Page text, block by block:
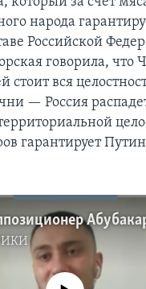
народа
Российской
говорила, что
вся
— Россия
гарантирует
source currently